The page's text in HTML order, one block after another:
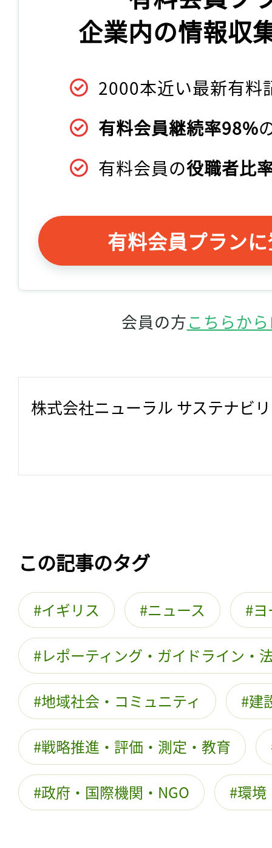
企業内の情報収
2000本近い最新有料
有料会員継続率98%
有料会員の役職者比
有料会員プラン
会員の方こちらか
株式会社ニューラル サステナビ
この記事のタグ
イギリス ニュース
レポーティング・ガイドライン・
地域社会・コミュニティ 建
戦略推進・評価・測定・教育
政府・国際機関・NGO 環境